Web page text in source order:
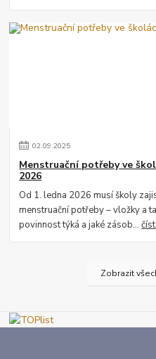
02.09.2025
Menstruační potřeby ve
2026
Od 1. ledna 2026 musí školy
menstruační potřeby – vložky a
povinnost týká a jaké zásob...
Zobrazit